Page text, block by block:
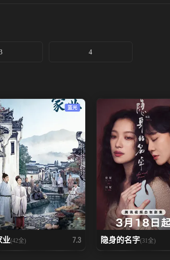
4
蓝光
业(42全) 7.3 隐身的名字(31全)